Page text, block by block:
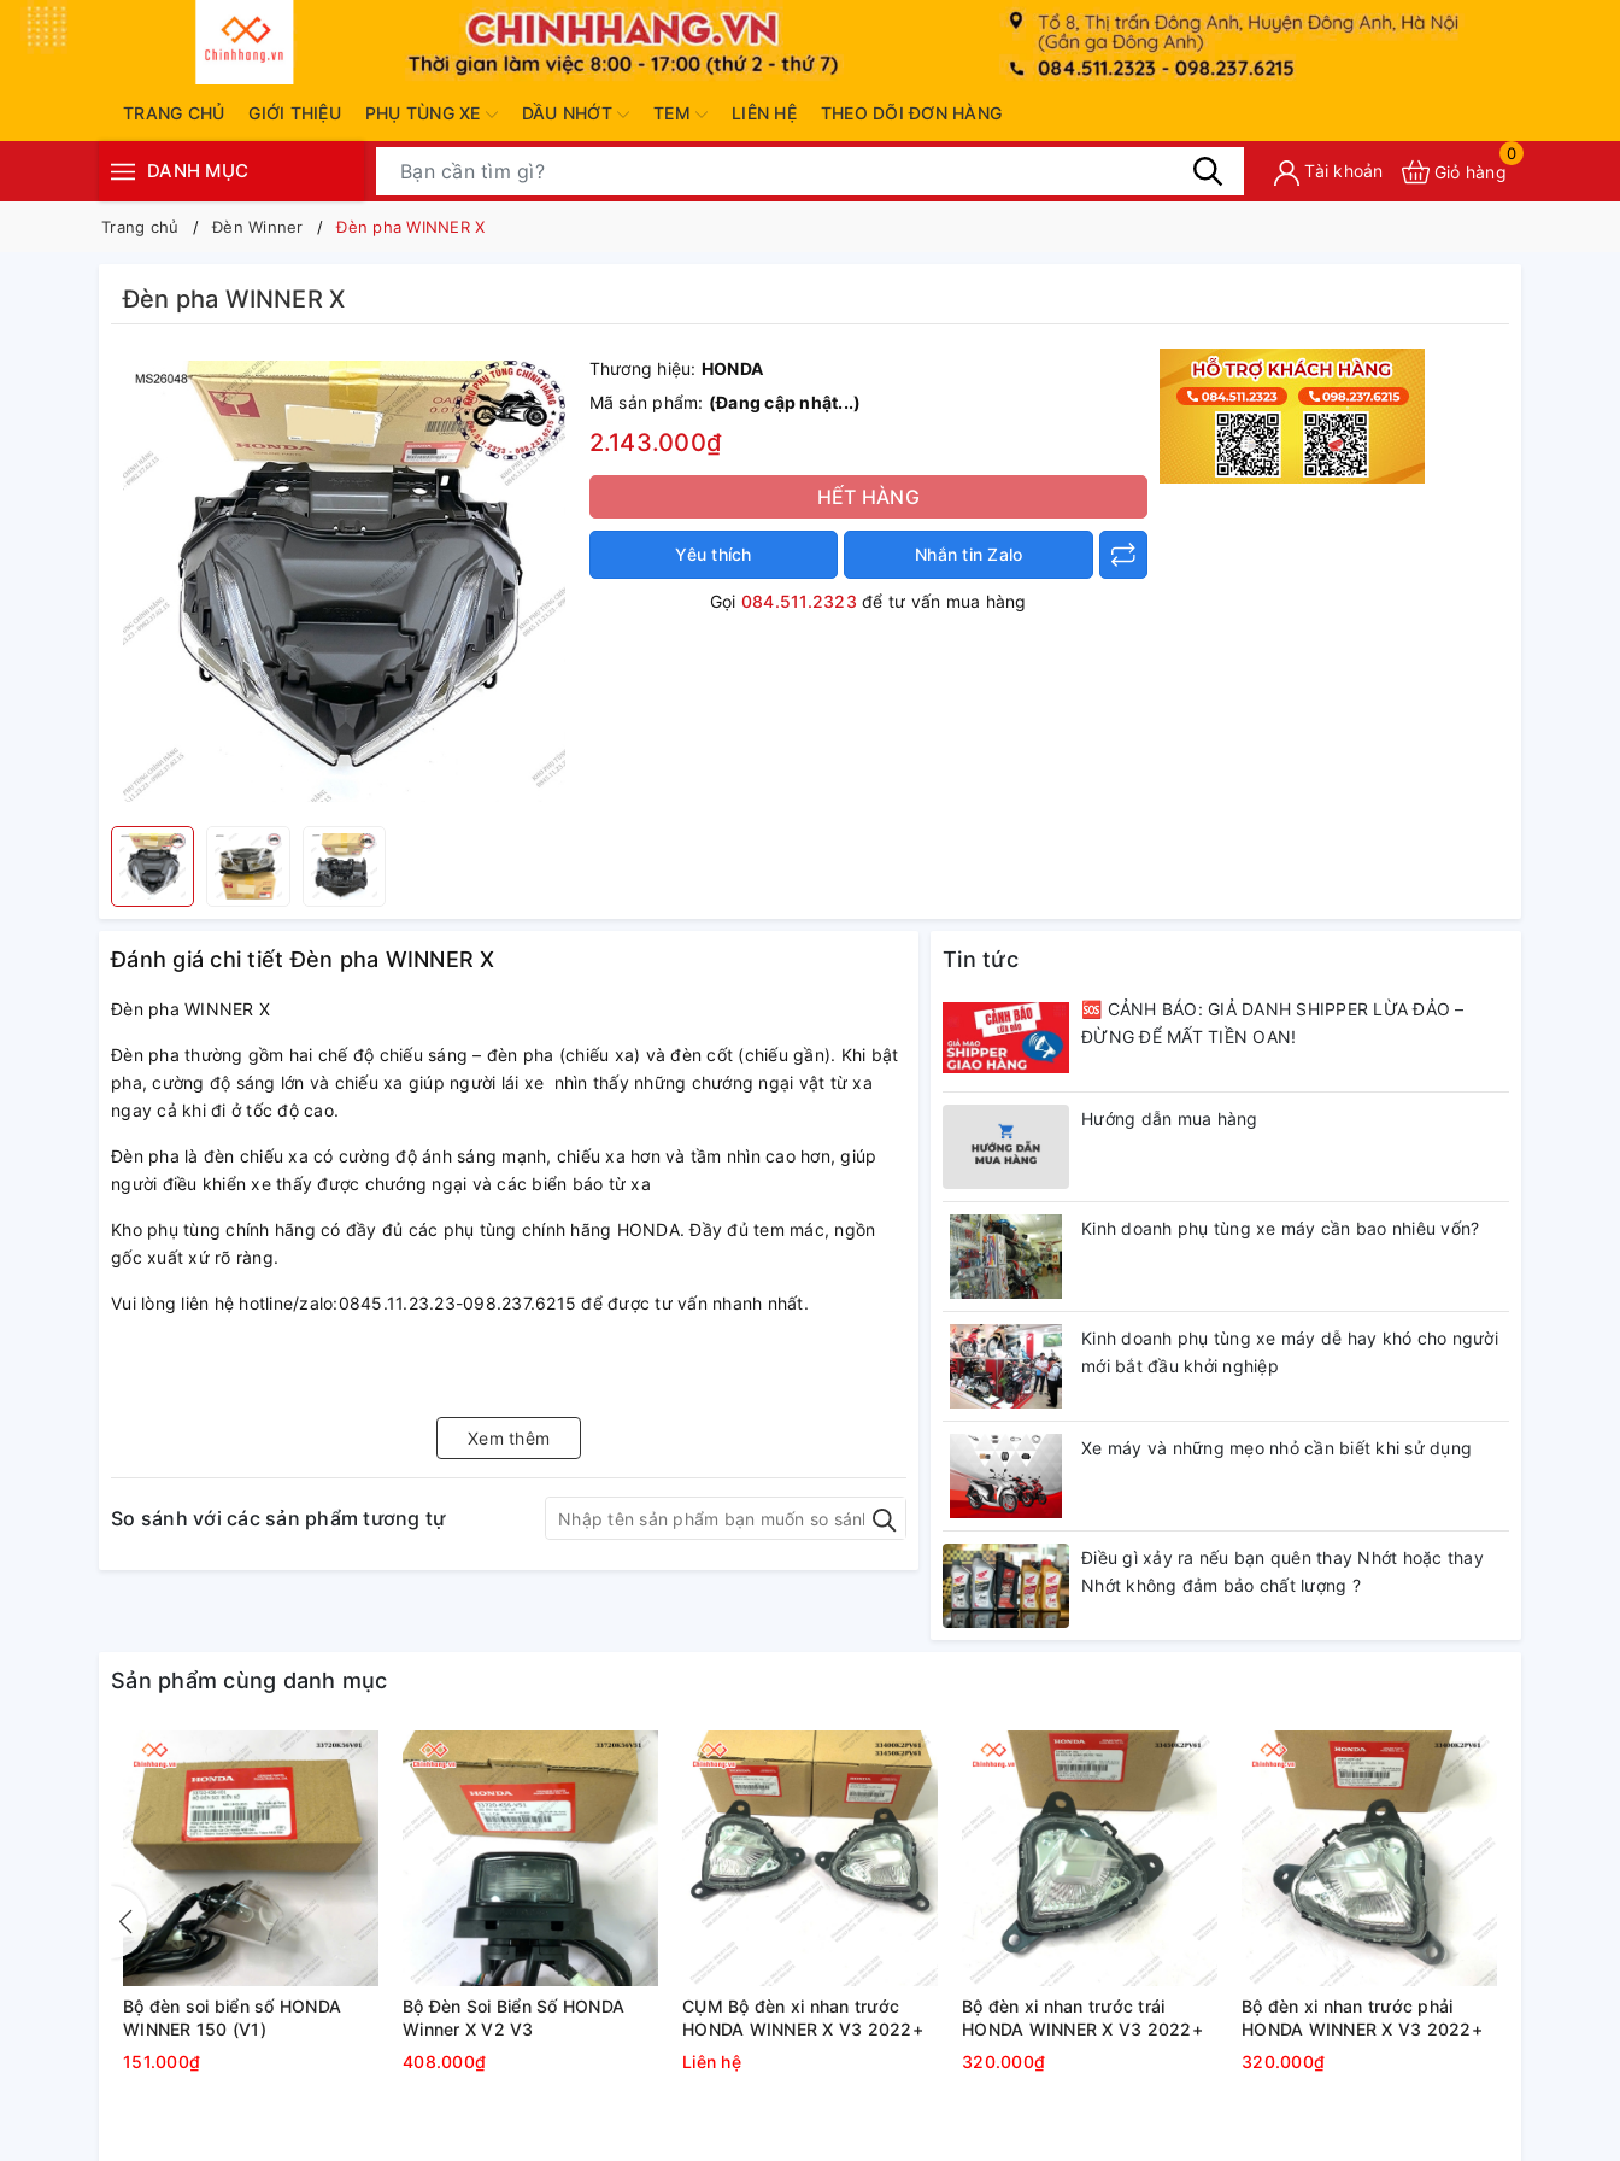
TRANG CHỦ GIỚI THIỆU PHỤ TÙNG XE DẦU NHỚT TEM LIÊN HỆ THEO DÕI ĐƠN HÀNG
DANH MỤC Tài khoản
0
Giỏ hàng
Trang chủ Đèn Winner Đèn pha WINNER X
Đèn pha WINNER X
Thương hiệu: HONDA
Mã sản phẩm: (Đang cập nhật...)
2.143.000₫
HẾT HÀNG
Yêu thích Nhắn tin Zalo
Gọi 084.511.2323 để tư vấn mua hàng
Đánh giá chi tiết Đèn pha WINNER X
Đèn pha WINNER X
Đèn pha thường gồm hai chế độ chiếu sáng – đèn pha (chiếu xa) và đèn cốt (chiếu gần). Khi bật
pha, cường độ sáng lớn và chiếu xa giúp người lái xe nhìn thấy những chướng ngại vật từ xa
ngay cả khi đi ở tốc độ cao.
Đèn pha là đèn chiếu xa có cường độ ánh sáng mạnh, chiếu xa hơn và tầm nhìn cao hơn, giúp
người điều khiển xe thấy được chướng ngại và các biển báo từ xa
Kho phụ tùng chính hãng có đầy đủ các phụ tùng chính hãng HONDA. Đầy đủ tem mác, ngồn
gốc xuất xứ rõ ràng.
Vui lòng liên hệ hotline/zalo:0845.11.23.23-098.237.6215 để được tư vấn nhanh nhất.
Xem thêm
So sánh với các sản phẩm tương tự
Tin tức
🆘 CẢNH BÁO: GIẢ DANH SHIPPER LỪA ĐẢO –
ĐỪNG ĐỂ MẤT TIỀN OAN!
Hướng dẫn mua hàng
Kinh doanh phụ tùng xe máy cần bao nhiêu vốn?
Kinh doanh phụ tùng xe máy dễ hay khó cho người
mới bắt đầu khởi nghiệp
Xe máy và những mẹo nhỏ cần biết khi sử dụng
Điều gì xảy ra nếu bạn quên thay Nhớt hoặc thay
Nhớt không đảm bảo chất lượng ?
Sản phẩm cùng danh mục
Bộ đèn soi biển số HONDA
WINNER 150 (V1)
151.000₫
Bộ Đèn Soi Biển Số HONDA
Winner X V2 V3
408.000₫
CỤM Bộ đèn xi nhan trước
HONDA WINNER X V3 2022+
Liên hệ
Bộ đèn xi nhan trước trái
HONDA WINNER X V3 2022+
320.000₫
Bộ đèn xi nhan trước phải
HONDA WINNER X V3 2022+
320.000₫